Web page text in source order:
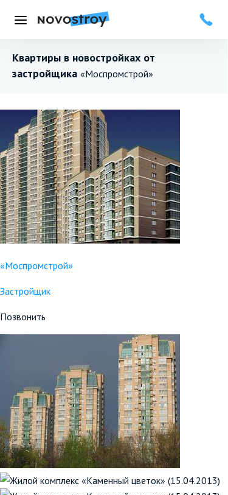
Меню
Квартиры в новостройках от
застройщика «Моспромстрой»
«Моспромстрой»
Застройщик
Позвонить